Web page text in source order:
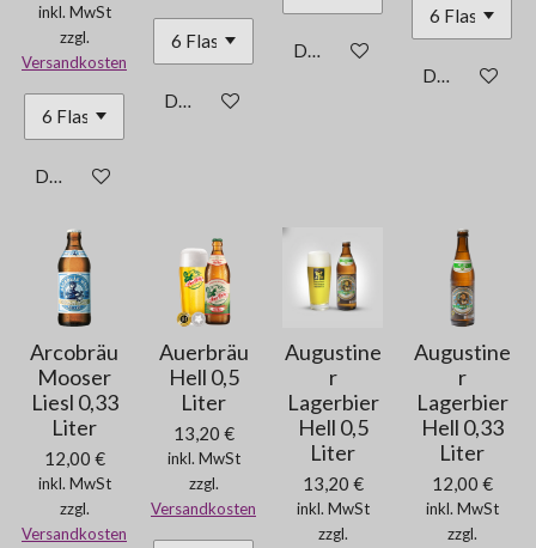
inkl. MwSt
zzgl.
Versandkosten
Details anzeigen
Details anzeigen
Details anzeigen
Details
Arcobräu
Mooser
Liesl 0,33
Liter
12,00 €
inkl. MwSt
zzgl.
Versandkosten
Auerbräu
Hell 0,5
Liter
13,20 €
inkl. MwSt
zzgl.
Versandkosten
Augustine
r
Lagerbier
Hell 0,5
Liter
13,20 €
inkl. MwSt
zzgl.
Augustine
r
Lagerbier
Hell 0,33
Liter
12,00 €
inkl. MwSt
zzgl.